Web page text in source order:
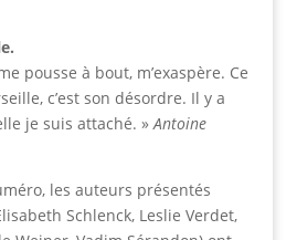
pousse à bout, m’exaspère. Ce
c’est son désordre. Il y a
je suis attaché. »Antoine
les auteurs présentés
Schlenck, Leslie Verdet,